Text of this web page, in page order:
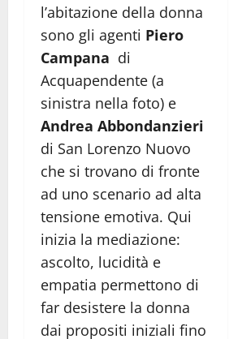
l’abitazione della donna
sono gli agenti Piero
Campana di
Acquapendente (a
sinistra nella foto) e
Andrea Abbondanzieri
di San Lorenzo Nuovo
che si trovano di fronte
ad uno scenario ad alta
tensione emotiva. Qui
inizia la mediazione:
ascolto, lucidità e
empatia permettono di
far desistere la donna
dai propositi iniziali fino